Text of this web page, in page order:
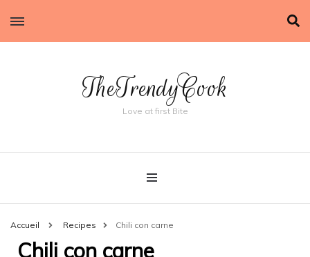
TheTrendyCook
Love at first Bite
Accueil Recipes Chili con carne
Chili con carne